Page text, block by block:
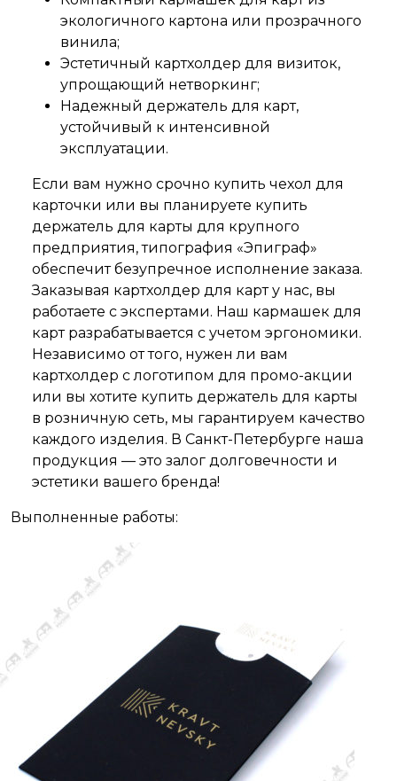
экологичного картона или прозрачного
винила;
Эстетичный картхолдер для визиток,
упрощающий нетворкинг;
Надежный держатель для карт,
устойчивый к интенсивной
эксплуатации.
Если вам нужно срочно купить чехол для
карточки или вы планируете купить
держатель для карты для крупного
предприятия, типография «Эпиграф»
обеспечит безупречное исполнение заказа.
Заказывая картхолдер для карт у нас, вы
работаете с экспертами. Наш кармашек для
карт разрабатывается с учетом эргономики.
Независимо от того, нужен ли вам
картхолдер с логотипом для промо-акции
или вы хотите купить держатель для карты
в розничную сеть, мы гарантируем качество
каждого изделия. В Санкт-Петербурге наша
продукция — это залог долговечности и
эстетики вашего бренда!
Выполненные работы: